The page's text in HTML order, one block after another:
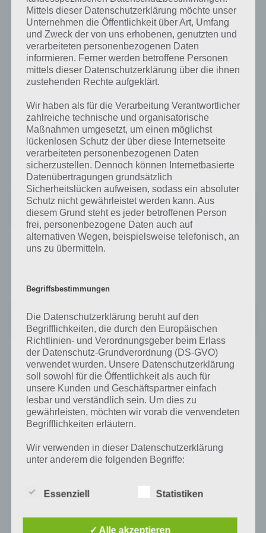
Dummy Defense für Android
Dummy Defense
Preis:Kostenlos
Dummy Defense für iPhone, iPad und
Dummy Defense
Preis:0,99 €+
Auf WhatsApp teilen Teilen auf Facebook
Tweet auf Twitter
Mehr Artikel hier auf Touchportal
Mittels dieser Datenschutzerklärung möchte unser
Unternehmen die Öffentlichkeit über Art, Umfang
und Zweck der von uns erhobenen, genutzten und
verarbeiteten personenbezogenen Daten
informieren. Ferner werden betroffene Personen
mittels dieser Datenschutzerklärung über die ihnen
zustehenden Rechte aufgeklärt.
Wir haben als für die Verarbeitung Verantwortlicher
zahlreiche technische und organisatorische
Maßnahmen umgesetzt, um einen möglichst
lückenlosen Schutz der über diese Internetseite
verarbeiteten personenbezogenen Daten
sicherzustellen. Dennoch können Internetbasierte
Datenübertragungen grundsätzlich
Sicherheitslücken aufweisen, sodass ein absoluter
Schutz nicht gewährleistet werden kann. Aus
diesem Grund steht es jeder betroffenen Person
frei, personenbezogene Daten auch auf
alternativen Wegen, beispielsweise telefonisch, an
uns zu übermitteln.
Begriffsbestimmungen
Die Datenschutzerklärung beruht auf den
Begrifflichkeiten, die durch den Europäischen
Richtlinien- und Verordnungsgeber beim Erlass
der Datenschutz-Grundverordnung (DS-GVO)
verwendet wurden. Unsere Datenschutzerklärung
soll sowohl für die Öffentlichkeit als auch für
unsere Kunden und Geschäftspartner einfach
lesbar und verständlich sein. Um dies zu
gewährleisten, möchten wir vorab die verwendeten
Begrifflichkeiten erläutern.
Wir verwenden in dieser Datenschutzerklärung
unter anderem die folgenden Begriffe:
Personenbezogene Daten sind alle
Essenziell Statistiken
✓ Alle akzeptieren